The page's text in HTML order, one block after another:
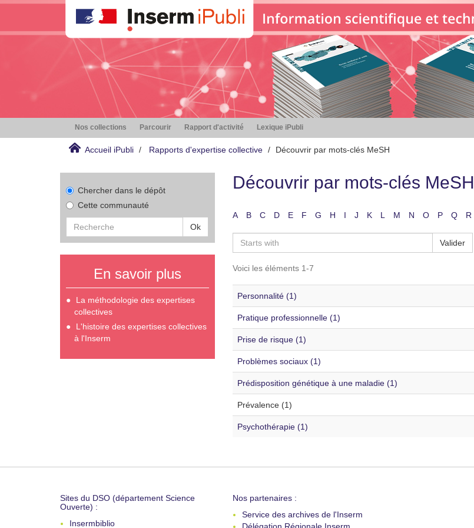
Nos collections Parcourir Rapport d'activité Lexique iPubli
Accueil iPubli Rapports d'expertise collective Découvrir par mots-clés MeSH
Chercher dans le dépôt
Cette communauté
Ok
En savoir plus
La méthodologie des expertises
collectives
L'histoire des expertises collectives
à l'Inserm
Découvrir par mots-clés MeSH
A B C D E F G H I J K L M N O P Q R
Valider
Voici les éléments 1-7
Personnalité (1)
Pratique professionnelle (1)
Prise de risque (1)
Problèmes sociaux (1)
Prédisposition génétique à une maladie (1)
Prévalence (1)
Psychothérapie (1)
Sites du DSO (département Science
Ouverte) :
Insermbiblio
Nos partenaires :
Service des archives de l'Inserm